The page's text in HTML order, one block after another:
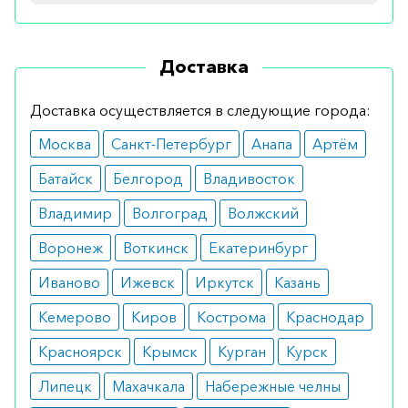
Показания
Рекомендуется для нормализации состояния и
инфекциями дыхательных путей, при
хронических патологиях мочевыводящей
системы, а также при плохом заживлении ран на
коже и слизистой.
Противопоказания
Препарат является стопроцентно натуральным и
не имеет противопоказаний. У некоторых
пациентов возможна индивидуальная
непереносимость составляющих.
Побочные эффекты
Доставка
Доставка осуществляется в следующие города:
Москва
Санкт-Петербург Анапа
Артём
Батайск
Белгород
Владивосток
Владимир
Волгоград
Волжский
Воронеж
Воткинск
Екатеринбург
Иваново
Ижевск Иркутск
Казань
Кемерово
Киров Кострома
Краснодар
Красноярск
Крымск Курган
Курск
Липецк
Махачкала
Набережные челны